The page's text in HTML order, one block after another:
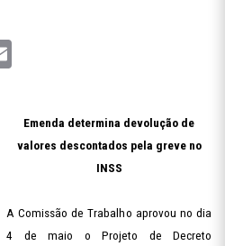
Emenda determina devolução de
valores descontados pela greve no
INSS
A Comissão de Trabalho aprovou no dia
4 de maio o Projeto de Decreto